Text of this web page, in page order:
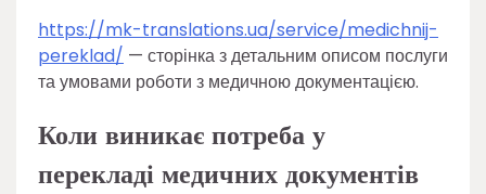
https://mk-translations.ua/service/medichnij-
pereklad/ — сторінка з детальним описом послуги
та умовами роботи з медичною документацією.
Коли виникає потреба у
перекладі медичних документів